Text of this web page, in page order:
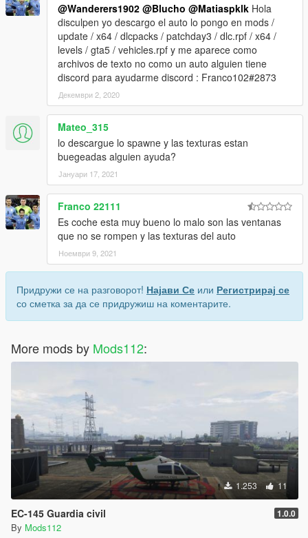
@Wanderers1902 @Blucho @Matiaspklk Hola
disculpen yo descargo el auto lo pongo en mods /
update / x64 / dlcpacks / patchday3 / dlc.rpf / x64 /
levels / gta5 / vehicles.rpf y me aparece como
archivos de texto no como un auto alguien tiene
discord para ayudarme discord : Franco102#2873
Декември 2, 2020
Mateo_315
lo descargue lo spawne y las texturas estan
buegeadas alguien ayuda?
Јануари 17, 2021
Franco 22111
Es coche esta muy bueno lo malo son las ventanas
que no se rompen y las texturas del auto
Ноември 9, 2021
Придружи се на разговорот! Најави Се или Регистрирај се
со сметка за да се придружиш на коментарите.
More mods by Mods112:
1.253 11
EC-145 Guardia civil 1.0.0
By Mods112